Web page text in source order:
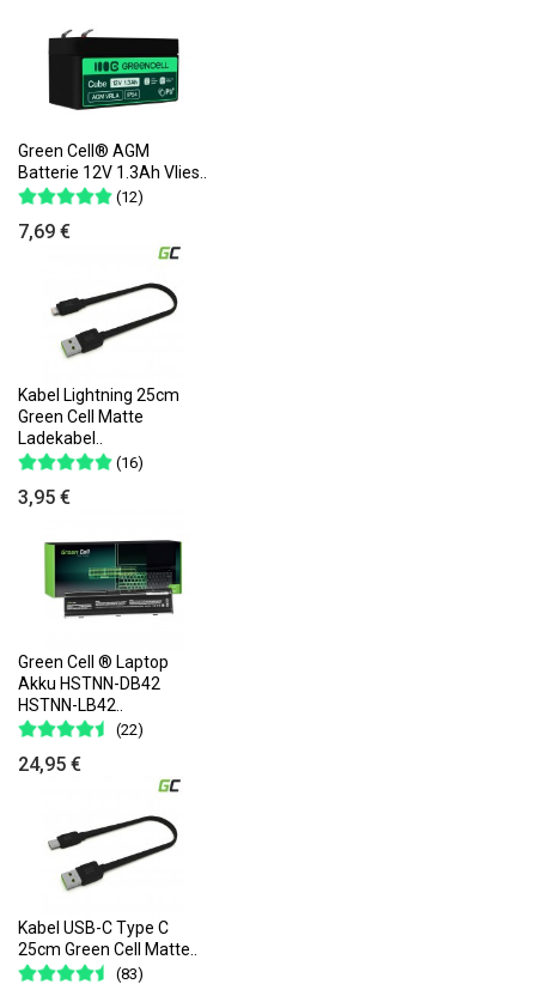
Green Cell® AGM
Batterie 12V 1.3Ah Vlies..
(12)
7,69 €
Kabel Lightning 25cm
Green Cell Matte
Ladekabel..
(16)
3,95 €
Green Cell ® Laptop
Akku HSTNN-DB42
HSTNN-LB42..
(22)
24,95 €
Kabel USB-C Type C
25cm Green Cell Matte..
(83)